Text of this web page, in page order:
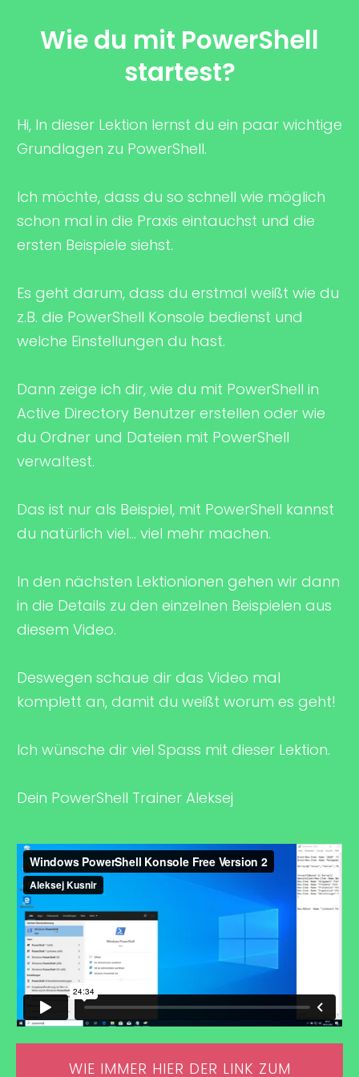
Wie du mit PowerShell
startest?
Hi, In dieser Lektion lernst du ein paar wichtige
Grundlagen zu PowerShell.
Ich möchte, dass du so schnell wie möglich
schon mal in die Praxis eintauchst und die
ersten Beispiele siehst.
Es geht darum, dass du erstmal weißt wie du
z.B. die PowerShell Konsole bedienst und
welche Einstellungen du hast.
Dann zeige ich dir, wie du mit PowerShell in
Active Directory Benutzer erstellen oder wie
du Ordner und Dateien mit PowerShell
verwaltest.
Das ist nur als Beispiel, mit PowerShell kannst
du natürlich viel... viel mehr machen.
In den nächsten Lektionionen gehen wir dann
in die Details zu den einzelnen Beispielen aus
diesem Video.
Deswegen schaue dir das Video mal
komplett an, damit du weißt worum es geht!
Ich wünsche dir viel Spass mit dieser Lektion.
Dein PowerShell Trainer Aleksej
WIE IMMER HIER DER LINK ZUM